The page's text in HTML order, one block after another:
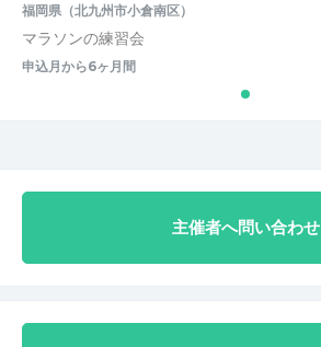
福岡県（北九州市小倉南区）
マラソンの練習会
申込月から6ヶ月間
主催者へ問い合わせ